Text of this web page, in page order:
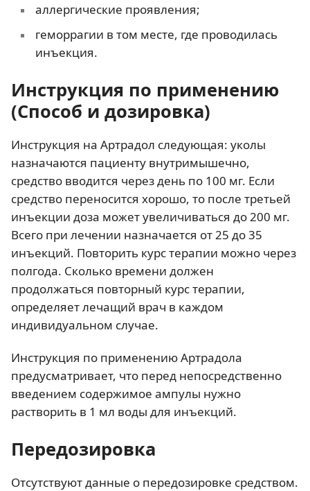
аллергические проявления;
геморрагии в том месте, где проводилась
инъекция.
Инструкция по применению
(Способ и дозировка)
Инструкция на Артрадол следующая: уколы
назначаются пациенту внутримышечно,
средство вводится через день по 100 мг. Если
средство переносится хорошо, то после третьей
инъекции доза может увеличиваться до 200 мг.
Всего при лечении назначается от 25 до 35
инъекций. Повторить курс терапии можно через
полгода. Сколько времени должен
продолжаться повторный курс терапии,
определяет лечащий врач в каждом
индивидуальном случае.
Инструкция по применению Артрадола
предусматривает, что перед непосредственно
введением содержимое ампулы нужно
растворить в 1 мл воды для инъекций.
Передозировка
Отсутствуют данные о передозировке средством.